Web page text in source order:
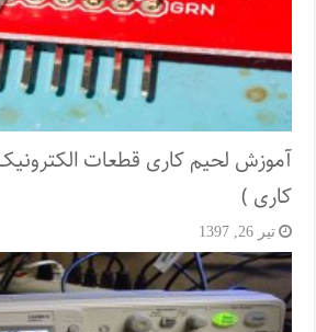
آموزش لحیم کاری قطعات
کاری )
تیر 26, 1397